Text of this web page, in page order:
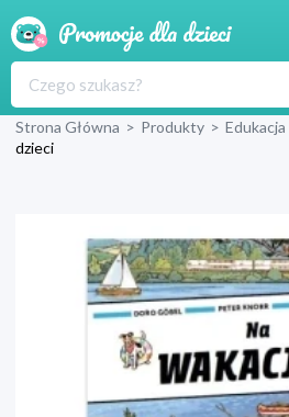
Produkty
Blog
Wyprawka
Strona Główna > Produkty > Edukacja
dzieci